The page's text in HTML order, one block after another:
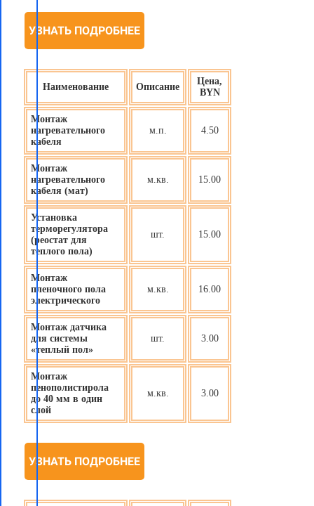
УЗНАТЬ ПОДРОБНЕЕ
Наименование Описание
Цена,
BYN
Монтаж
нагревательного
кабеля
м.п. 4.50
Монтаж
нагревательного
кабеля (мат)
м.кв. 15.00
Установка
терморегулятора
(реостат для
теплого пола)
шт. 15.00
Монтаж
пленочного пола
электрического
м.кв. 16.00
Монтаж датчика
для системы
«теплый пол»
шт. 3.00
Монтаж
пенополистирола
до 40 мм в один
слой
м.кв. 3.00
УЗНАТЬ ПОДРОБНЕЕ